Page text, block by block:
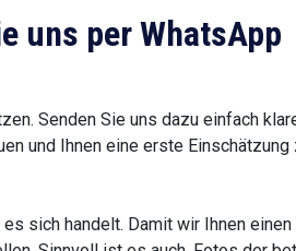
uns per WhatsApp
Senden Sie uns dazu einfach
und Ihnen eine erste
sich handelt. Damit wir Ihnen